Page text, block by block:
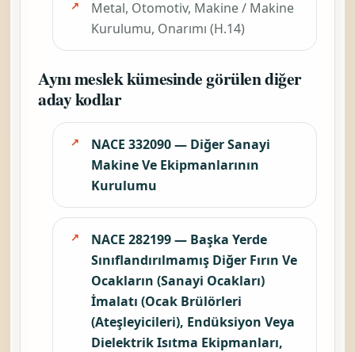
Metal, Otomotiv, Makine / Makine
Kurulumu, Onarımı (H.14)
Aynı meslek kümesinde görülen diğer
aday kodlar
NACE 332090 — Diğer Sanayi
Makine Ve Ekipmanlarının
Kurulumu
NACE 282199 — Başka Yerde
Sınıflandırılmamış Diğer Fırın Ve
Ocakların (Sanayi Ocakları)
İmalatı (Ocak Brülörleri
(Ateşleyicileri), Endüksiyon Veya
Dielektrik Isıtma Ekipmanları,